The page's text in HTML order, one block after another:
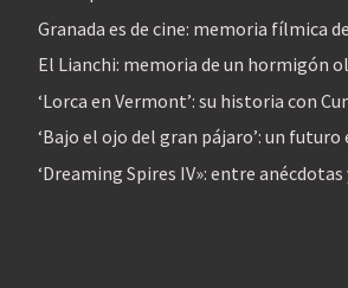
Granada es de cine: memoria fílmica
El Lianchi: memoria de un hormigón
‘Lorca en Vermont’: su historia con
‘Bajo el ojo del gran pájaro’: un
‘Dreaming Spires IV»: entre